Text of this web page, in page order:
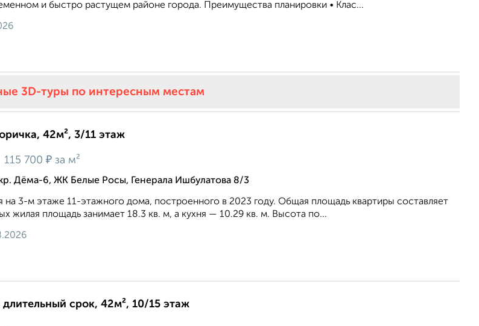
и быстро растущем районе города. Преимущества планировки • Клас...
3D-туры по интересным местам
42м², 3/11 этаж
115 700 ₽ за м²
Дёма-6, ЖК Белые Росы, Генерала Ишбулатова 8/3
на 3-м этаже 11-этажного дома, построенного в 2023 году. Общая площадь квартиры составляет
жилая площадь занимает 18.3 кв. м, а кухня — 10.29 кв. м. Высота по...
длительный срок, 42м², 10/15 этаж